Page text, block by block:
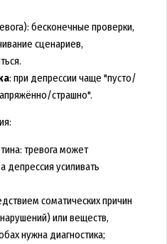
бесконечные проверки,
сценариев,
: при депрессии чаще "пусто/
страшно".
тревога может
депрессия усиливать
соматических причин
или веществ,
нужна диагностика;